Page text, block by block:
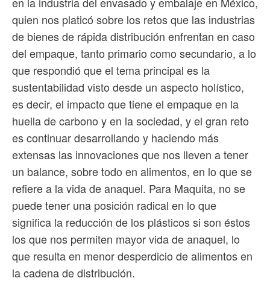
quien nos platicó sobre los retos que las industrias
de bienes de rápida distribución enfrentan en caso
del empaque, tanto primario como secundario, a lo
que respondió que el tema principal es la
sustentabilidad visto desde un aspecto holístico,
es decir, el impacto que tiene el empaque en la
huella de carbono y en la sociedad, y el gran reto
es continuar desarrollando y haciendo más
extensas las innovaciones que nos lleven a tener
un balance, sobre todo en alimentos, en lo que se
refiere a la vida de anaquel. Para Maquita, no se
puede tener una posición radical en lo que
significa la reducción de los plásticos si son éstos
los que nos permiten mayor vida de anaquel, lo
que resulta en menor desperdicio de alimentos en
la cadena de distribución.